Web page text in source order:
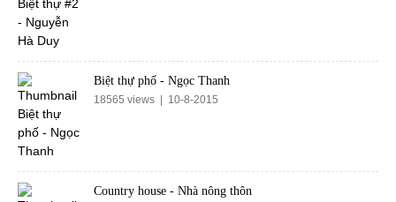
Biệt thự phố - Ngọc Thanh
18565 views | 10-8-2015
Country house - Nhà nông thôn